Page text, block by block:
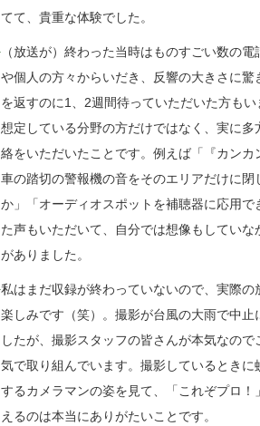
てて、貴重な体験でした。
（放送が）終わった当時はものすごい数の
や個人の方々からいだき、反響の大きさに驚
を返すのに1、2週間待っていただいた方も
想定している分野の方だけではなく、実に多
絡をいただいたことです。例えば「『カンカ
車の踏切の警報機の音をそのエリアだけに閉
か」「オーディオスポットを補聴器に応用で
た声もいただいて、自分では想像もしていな
がありました。
私はまだ収録が終わっていないので、実際の
楽しみです（笑）。撮影が台風の大雨で中止
したが、撮影スタッフの皆さんが本気なので
気で取り組んでいます。撮影しているとき
するカメラマンの姿を見て、「これぞプロ
えるのは本当にありがたいことです。